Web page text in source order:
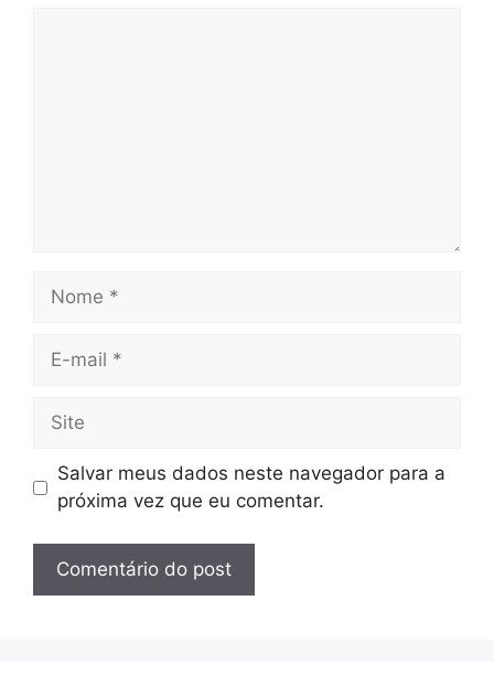
Nome
Site
Salvar meus dados neste navegador para a
próxima vez que eu comentar.